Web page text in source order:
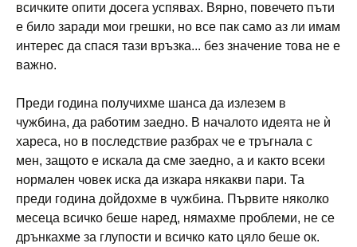
всичките опити досега успявах. Вярно, повечето пъти
е било заради мои грешки, но все пак само аз ли имам
интерес да спася тази връзка... без значение това не е
важно.
Преди година получихме шанса да излезем в
чужбина, да работим заедно. В началото идеята не ѝ
хареса, но в последствие разбрах че е тръгнала с
мен, защото е искала да сме заедно, а и както всеки
нормален човек иска да изкара някакви пари. Та
преди година дойдохме в чужбина. Първите няколко
месеца всичко беше наред, нямахме проблеми, не се
дрънкахме за глупости и всичко като цялo беше ок.